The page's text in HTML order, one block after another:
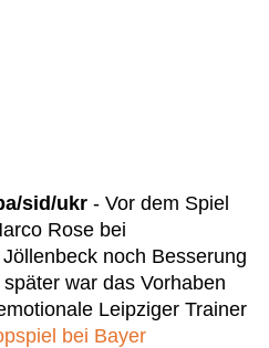
sid/ukr - Vor dem Spiel
Rose bei
noch Besserung
war das Vorhaben
Leipziger Trainer
bei Bayer